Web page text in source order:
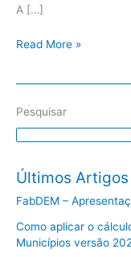
A […]
Read More »
Pesquisar
Últimos Artigos
FabDEM –
Como aplicar o
Municípios versão